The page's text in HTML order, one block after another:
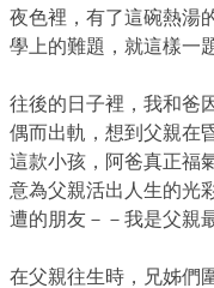
夜色裡，有了這碗熱湯
學上的難題，就這樣一
往後的日子裡，我和爸
偶而出軌，想到父親在
這款小孩，阿爸真正福
意為父親活出人生的光
遭的朋友－－我是父親
在父親往生時，兄姊們